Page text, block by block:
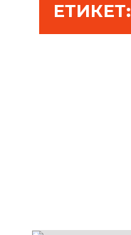
ЕТИКЕТ: